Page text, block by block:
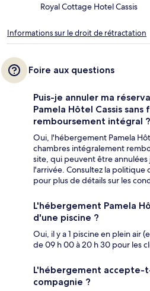
Royal Cottage Hotel Cassis
Informations sur le droit de rétractation
Foire aux questions
Puis-je annuler ma
Pamela Hôtel Cassis
remboursement intégral ?
Oui, l'hébergement Pamela
chambres intégralement
site, qui peuvent être
l'arrivée. Consultez la
pour plus de détails sur les
L'hébergement Pamela
d'une piscine ?
Oui, il y a 1 piscine en plein air
de 09 h 00 à 20 h 30 pour les
L'hébergement accepte-
compagnie ?